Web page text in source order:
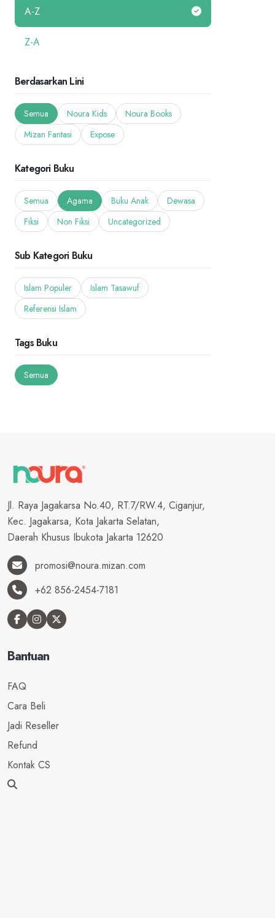
A-Z
Z-A
Berdasarkan Lini
Semua Noura Kids
Noura Books
Mizan Fantasi
Expose
Kategori Buku
Semua Agama Buku Anak
Dewasa
Fiksi
Non Fiksi Uncategorized
Sub Kategori Buku
Islam Populer
Islam Tasawuf
Referensi Islam
Tags Buku
Semua
Jl. Raya Jagakarsa No.40, RT.7/RW.4, Ciganjur,
Kec. Jagakarsa, Kota Jakarta Selatan,
Daerah Khusus Ibukota Jakarta 12620
promosi@noura.mizan.com
+62 856-2454-7181
Bantuan
FAQ
Cara Beli
Jadi Reseller
Refund
Kontak CS